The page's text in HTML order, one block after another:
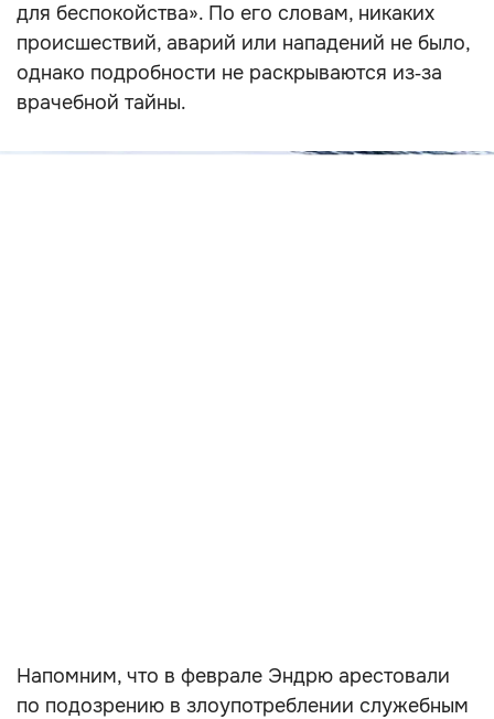
для беспокойства». По его словам, никаких
происшествий, аварий или нападений не было,
однако подробности не раскрываются из‑за
врачебной тайны.
Напомним, что в феврале Эндрю арестовали
по подозрению в злоупотреблении служебным